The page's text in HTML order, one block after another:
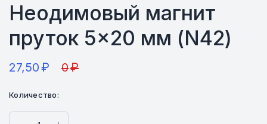
Неодимовый магнит
пруток 5×20 мм (N42)
27,50₽ 0₽
Количество: